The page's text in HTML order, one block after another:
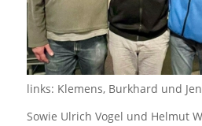
links: Klemens, Burkhard und
Sowie Ulrich Vogel und Helmut